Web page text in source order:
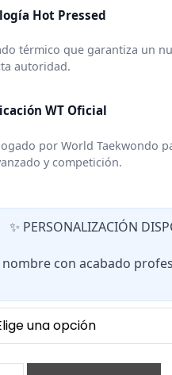
Hot Pressed
térmico que garantiza un
autoridad.
WT Oficial
por World Taekwondo
y competición.
✨ PERSONALIZACIÓN
con acabado